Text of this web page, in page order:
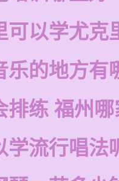
可以学尤克
乐的地方有
排练 福州
学流行唱法